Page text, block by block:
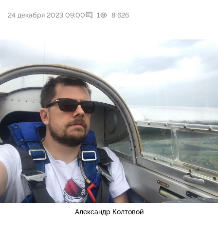
24 декабря 2023 09:00 1 8 626
Александр Колтовой